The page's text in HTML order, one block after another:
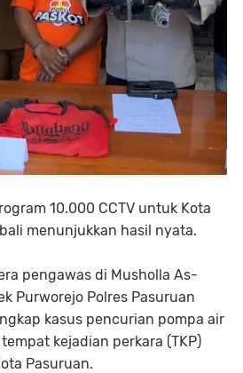
10.000 CCTV untuk Kota
menunjukkan hasil nyata.
pengawas di Musholla As-
Purworejo Polres Pasuruan
kasus pencurian pompa air
kejadian perkara (TKP)
Pasuruan.